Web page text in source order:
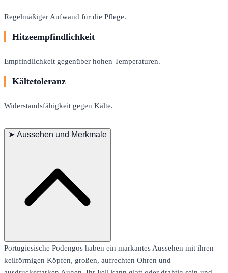
Regelmäßiger Aufwand für die Pflege.
Hitzeempfindlichkeit
Empfindlichkeit gegenüber hohen Temperaturen.
Kältetoleranz
Widerstandsfähigkeit gegen Kälte.
➤ Aussehen und Merkmale
Portugiesische Podengos haben ein markantes Aussehen mit ihren
keilförmigen Köpfen, großen, aufrechten Ohren und